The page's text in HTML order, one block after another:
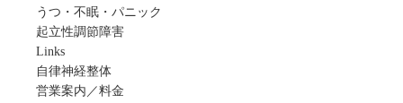
うつ・不眠・パニック
起立性調節障害
Links
自律神経整体
営業案内／料金